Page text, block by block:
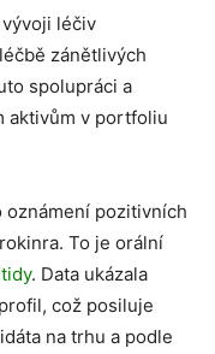
léčiv
zánětlivých
spolupráci a
aktivům v portfoliu
oznámení pozitivních
To je orální
. Data ukázala
což posiluje
na trhu a podle